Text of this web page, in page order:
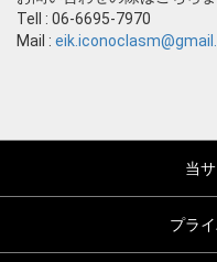
Tell : 06-6695-7970
Mail :
当
プラ